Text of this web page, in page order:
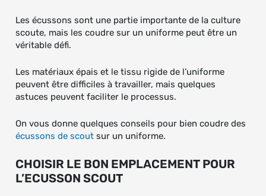
Les écussons sont une partie importante de la culture
scoute, mais les coudre sur un uniforme peut être un
véritable défi.
Les matériaux épais et le tissu rigide de l’uniforme
peuvent être difficiles à travailler, mais quelques
astuces peuvent faciliter le processus.
On vous donne quelques conseils pour bien coudre des
écussons de scout sur un uniforme.
CHOISIR LE BON EMPLACEMENT POUR
L’ECUSSON SCOUT